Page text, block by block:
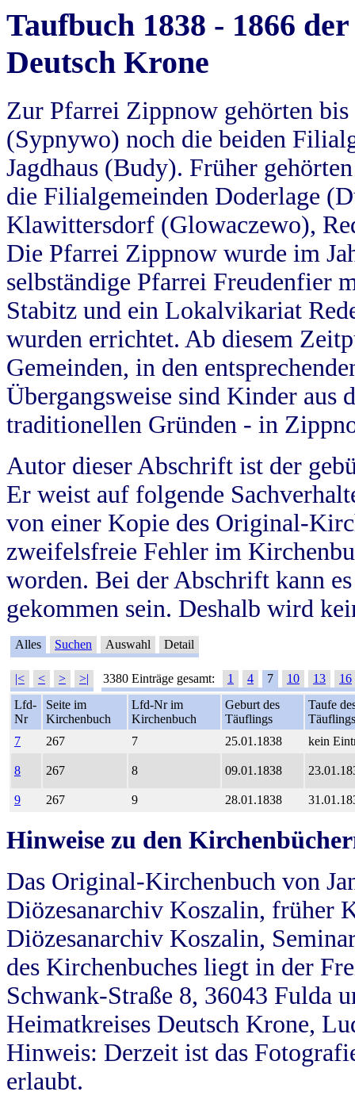
Taufbuch 1838 - 1866
Deutsch Krone
Zur Pfarrei Zippnow gehörten
(Sypnywo) noch die beiden
Jagdhaus (Budy). Früher
die Filialgemeinden Doderlage
Klawittersdorf (Glowaczewo),
Die Pfarrei Zippnow wurde im
selbständige Pfarrei Freudenfier
Stabitz und ein Lokalvikariat
wurden errichtet. Ab diesem
Gemeinden, in den
Übergangsweise sind Kinder aus
traditionellen Gründen - in
Autor dieser Abschrift ist der
Er weist auf folgende
von einer Kopie des Original-
zweifelsfreie Fehler im
worden. Bei der Abschrift kann
gekommen sein. Deshalb wird
Alles Suchen Auswahl Detail
|< < > >| 3380 Einträge gesamt: 1 4 7 10 13
16
Lfd-
Nr
Seite im
Kirchenbuch
Lfd-Nr im
Kirchenbuch
Geburt des
Täuflings
Taufe
Täuflings
7
267 7 25.01.1838 kein
8 267 8 09.01.1838
9 267 9 28.01.1838
Hinweise zu den
Das Original-Kirchenbuch von
Diözesanarchiv Koszalin, früher
Diözesanarchiv Koszalin,
des Kirchenbuches liegt in der
Schwank-Straße 8, 36043 Fulda
Heimatkreises Deutsch Krone,
Hinweis: Derzeit ist das
erlaubt.